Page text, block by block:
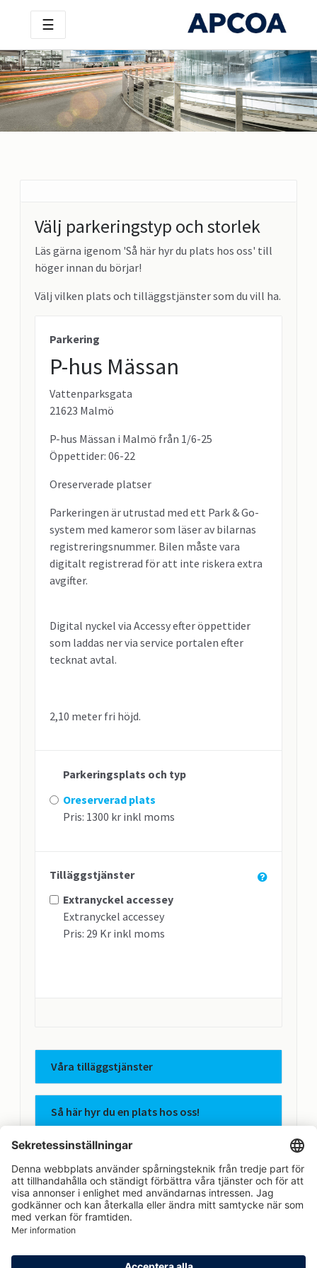
☰
Välj parkeringstyp och storlek
Läs gärna igenom 'Så här hyr du plats hos oss' till
höger innan du börjar!
Välj vilken plats och tilläggstjänster som du vill ha.
Parkering
P-hus Mässan
Vattenparksgata
21623 Malmö
P-hus Mässan i Malmö från 1/6-25
Öppettider: 06-22
Oreserverade platser
Parkeringen är utrustad med ett Park & Go-
system med kameror som läser av bilarnas
registreringsnummer. Bilen måste vara
digitalt registrerad för att inte riskera extra
avgifter.
Digital nyckel via Accessy efter öppettider
som laddas ner via service portalen efter
tecknat avtal.
2,10 meter fri höjd.
Parkeringsplats och typ
Oreserverad plats
Pris: 1300 kr inkl moms
Tilläggstjänster
Extranyckel accessey
Extranyckel accessey
Pris: 29 Kr inkl moms
Våra tilläggstjänster
Så här hyr du en plats hos oss!
Apcoas integritetspolicy
Avtalsvillkor